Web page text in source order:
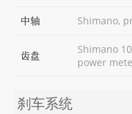
中轴 Shimano,
齿盘
Shimano
power
刹车系统